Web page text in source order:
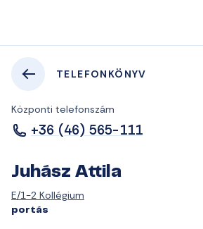
TELEFONKÖNYV
Központi telefonszám
+36 (46) 565-111
Juhász Attila
E/1-2 Kollégium
portás